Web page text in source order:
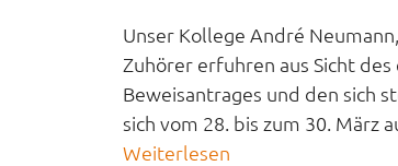
Unser Kollege André
Zuhörer erfuhren aus Sicht
Beweisantrages und den sich
sich vom 28. bis zum 30. März
Weiterlesen